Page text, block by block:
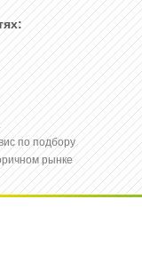
по подбору
рынке